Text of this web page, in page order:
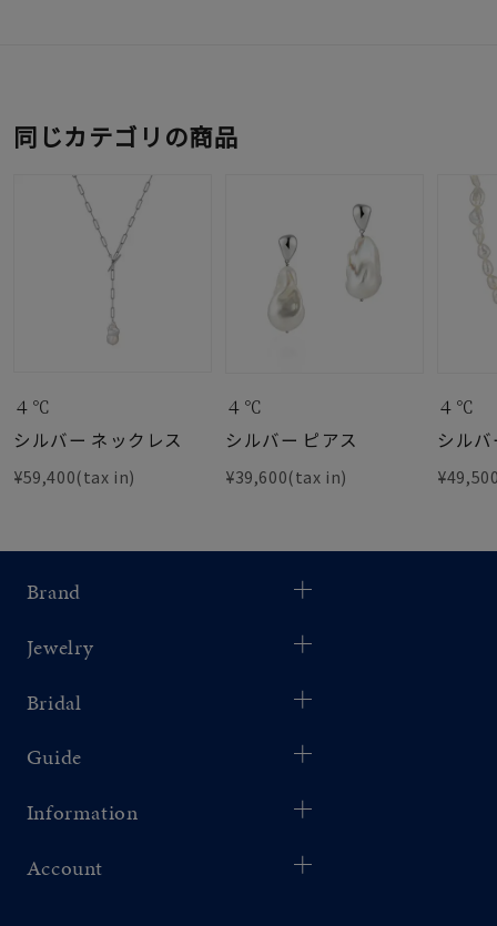
同じカテゴリの商品
４℃
シルバー ネックレス
¥59,400(tax in)
４℃
シルバー ピアス
¥39,600(tax in)
４℃
シル
Brand
Jewelry
Bridal
Guide
Information
Account